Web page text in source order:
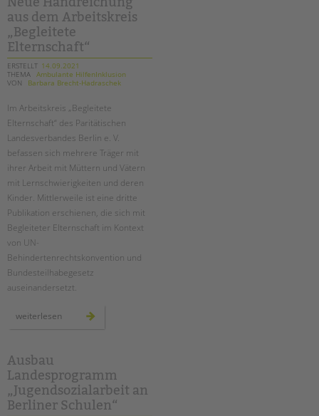
an
der
bäke
aus dem Arbeitskreis
„Begleitete
Elternschaft“
ERSTELLT 14.09.2021
THEMA Ambulante HilfenInklusion
VON
Barbara Brecht-Hadraschek
Im Arbeitskreis „Begleitete
Elternschaft“ des Paritätischen
Landesverbandes Berlin e. V.
befassen sich mehrere Träger mit
ihrer Arbeit mit Müttern und Vätern
mit Lernschwierigkeiten und deren
Kinder. Mittlerweile ist eine dritte
Publikation erschienen, die sich mit
Begleiteter Elternschaft im Kontext
von UN-
Behindertenrechtskonvention und
Bundesteilhabegesetz
auseinandersetzt.
weiterlesen
handreichung
Ausbau
Landesprogramm
„Jugendsozialarbeit an
Berliner Schulen“